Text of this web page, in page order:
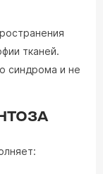
тканей.
синдрома и не